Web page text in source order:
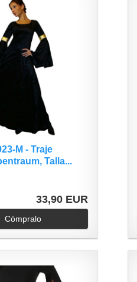
M - Traje
Talla...
33,90 EUR
Cómpralo